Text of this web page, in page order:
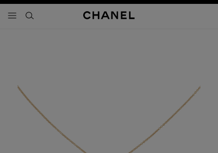
- navegación principal
buscar